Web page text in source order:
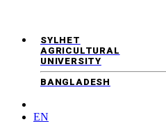
SYLHET
AGRICULTURAL
UNIVERSITY
BANGLADESH
EN